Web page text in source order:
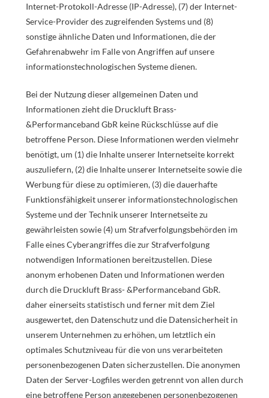
Internet-Protokoll-Adresse (IP-Adresse), (7) der Internet-
Service-Provider des zugreifenden Systems und (8)
sonstige ähnliche Daten und Informationen, die der
Gefahrenabwehr im Falle von Angriffen auf unsere
informationstechnologischen Systeme dienen.
Bei der Nutzung dieser allgemeinen Daten und
Informationen zieht die Druckluft Brass-
&Performanceband GbR keine Rückschlüsse auf die
betroffene Person. Diese Informationen werden vielmehr
benötigt, um (1) die Inhalte unserer Internetseite korrekt
auszuliefern, (2) die Inhalte unserer Internetseite sowie die
Werbung für diese zu optimieren, (3) die dauerhafte
Funktionsfähigkeit unserer informationstechnologischen
Systeme und der Technik unserer Internetseite zu
gewährleisten sowie (4) um Strafverfolgungsbehörden im
Falle eines Cyberangriffes die zur Strafverfolgung
notwendigen Informationen bereitzustellen. Diese
anonym erhobenen Daten und Informationen werden
durch die Druckluft Brass- &Performanceband GbR.
daher einerseits statistisch und ferner mit dem Ziel
ausgewertet, den Datenschutz und die Datensicherheit in
unserem Unternehmen zu erhöhen, um letztlich ein
optimales Schutzniveau für die von uns verarbeiteten
personenbezogenen Daten sicherzustellen. Die anonymen
Daten der Server-Logfiles werden getrennt von allen durch
eine betroffene Person angegebenen personenbezogenen